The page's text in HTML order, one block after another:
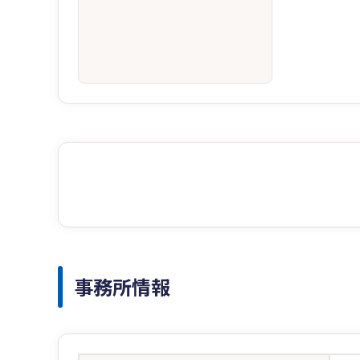
事務所情報